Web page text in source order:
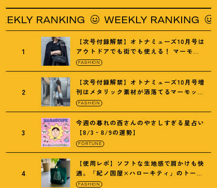
RANKING WEEKLY RANKING
1
【次号付録解禁】オトナミューズ10月号は
アウトドアでも街でも使える ！ マーモッ
トの黒ショルダー
FASHION
2
【次号付録解禁】オトナミューズ10月号増
刊はメタリック素材が洒落てるマーモット
の保冷バッグ
FASHION
3
今週の暮れの酉さんのやさしすぎる星占い
【8/3‐8/9の運勢】
FORTUNE
4
【使用レポ】ソフトな生地感で肩かけも快
適。「紀ノ国屋×ハローキティ」のトート
がガシガシ使えて最高です
FASHION